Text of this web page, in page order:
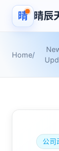
晴 晴辰
Home/
公司